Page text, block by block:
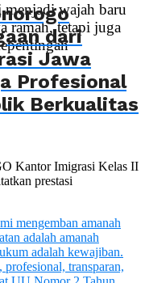
menjadi wajah baru
ramah, tetapi juga
dari
Jawa
Profesional
Berkualitas
Kantor Imigrasi Kelas II
prestasi